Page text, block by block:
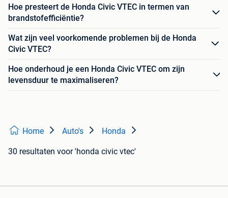
Hoe presteert de Honda Civic VTEC in termen van
brandstofefficiëntie?
Wat zijn veel voorkomende problemen bij de Honda
Civic VTEC?
Hoe onderhoud je een Honda Civic VTEC om zijn
levensduur te maximaliseren?
Home Auto's Honda
30 resultaten voor 'honda civic vtec'